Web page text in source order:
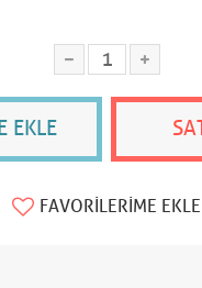
EKLE
FAVORILERIME EKLE